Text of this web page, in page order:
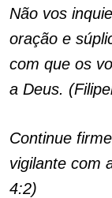
Não vos
oração e
com que os
a Deus.
Continue
vigilante com
4:2)